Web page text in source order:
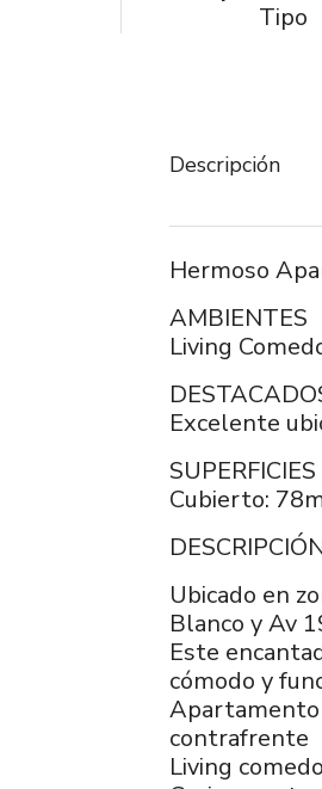
Tipo
Descripción
Hermoso
AMBIENTES
Living
Excelente
SUPERFICIES
Cubierto:
Ubicado en
Blanco y Av
Este
cómodo y
Apartamento
contrafrente
Living